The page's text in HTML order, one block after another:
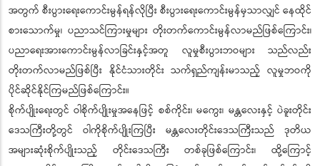
အတွက် စီးပွားရေးကောင်းမွန်ရန်လိုပြီး စီးပွားရေးကောင်းမွန်မှသာလျှင် နေထိုင်
စားသောက်မှု၊ ပညာသင်ကြားမှုများ တိုးတက်ကောင်းမွန်လာမည်ဖြစ်ကြောင်း၊
ပညာရေးအားကောင်းမွန်လာခြင်းနှင့်အတူ လူမှုစီးပွားဘဝများ သည်လည်း
တိုးတက်လာမည်ဖြစ်ပြီး နိုင်ငံသားတိုင်း သက်ရှည်ကျန်းမာသည့် လူမှုဘဝကို
ပိုင်ဆိုင်နိုင်ကြမည်ဖြစ်ကြောင်း။
စိုက်ပျိုးရေးတွင် ဝါစိုက်ပျိုးမှုအနေဖြင့် စစ်ကိုင်း၊ မကွေး၊ မန္တလေးနှင့် ပဲခူးတိုင်း
ဒေသကြီးတို့တွင် ဝါကိုစိုက်ပျိုးကြပြီး မန္တလေးတိုင်းဒေသကြီးသည် ဒုတိယ
အများဆုံးစိုက်ပျိုးသည့် တိုင်းဒေသကြီး တစ်ခုဖြစ်ကြောင်း၊ ထို့ကြောင့်